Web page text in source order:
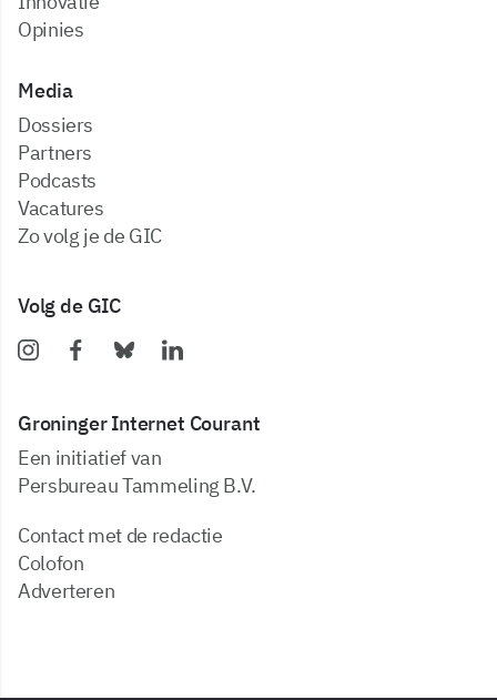
Opinies
Media
dossiers
partners
podcasts
vacatures
zo volg je de GIC
Volg de GIC
Groninger Internet Courant
Een initiatief van
Persbureau Tammeling B.V.
Contact met de redactie
Colofon
Adverteren